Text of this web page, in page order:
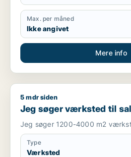
Max. per måned
Ikke angivet
Mere info
Jeg søger værksted til salg i Vejen
5 mdr siden
Jeg søger værksted til
Jeg søger 1200-4000 m2
Type
Værksted